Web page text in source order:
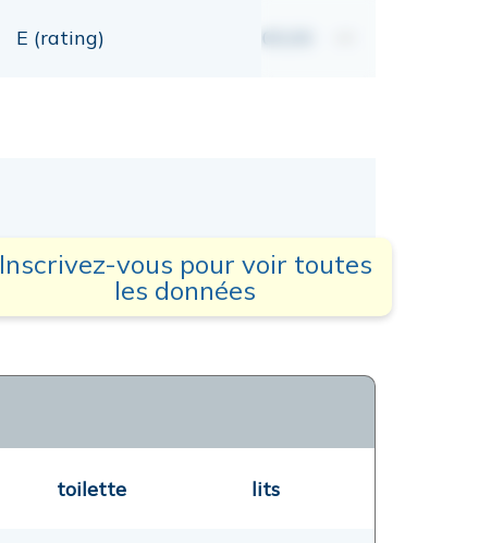
E (rating) 00,00
Inscrivez-vous pour voir toutes
les données
toilette lits